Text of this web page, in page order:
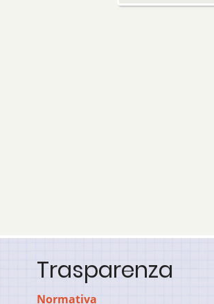
Trasparenza
Normativa